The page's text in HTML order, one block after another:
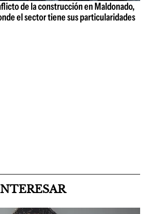
de la construcción en Maldonado,
el sector tiene sus particularidades